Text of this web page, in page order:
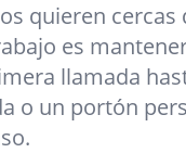
quieren cercas
es
llamada
o un portón